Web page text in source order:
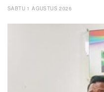
SABTU 1 AGUSTUS 2026